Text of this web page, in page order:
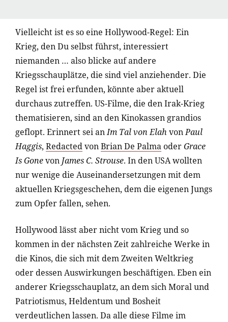
Vielleicht ist es so eine Hollywood-Regel: Ein
Krieg, den Du selbst führst, interessiert
niemanden … also blicke auf andere
Kriegsschauplätze, die sind viel anziehender. Die
Regel ist frei erfunden, könnte aber aktuell
durchaus zutreffen. US-Filme, die den Irak-Krieg
thematisieren, sind an den Kinokassen grandios
geflopt. Erinnert sei anIm Tal von Elah vonPaul
Haggis, RedactedvonBrian De Palma oderGrace
Is Gonevon James C. Strouse. In den USA wollten
nur wenige die Auseinandersetzungen mit dem
aktuellen Kriegsgeschehen, dem die eigenen Jungs
zum Opfer fallen, sehen.
Hollywood lässt aber nicht vom Krieg und so
kommen in der nächsten Zeit zahlreiche Werke in
die Kinos, die sich mit dem Zweiten Weltkrieg
oder dessen Auswirkungen beschäftigen. Eben ein
anderer Kriegsschauplatz, an dem sich Moral und
Patriotismus, Heldentum und Bosheit
verdeutlichen lassen. Da alle diese Filme im